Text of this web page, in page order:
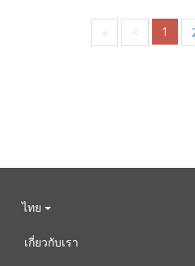
« < 1
ไทย
เกี่ยวกับเรา